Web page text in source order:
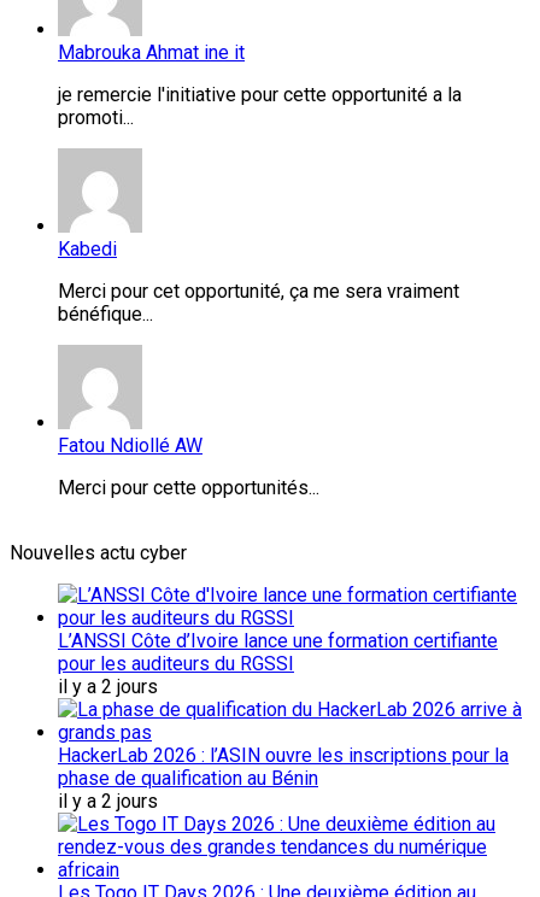
Mabrouka Ahmat ine it
je remercie l'initiative pour cette opportunité a la
promoti...
Kabedi
Merci pour cet opportunité, ça me sera vraiment
bénéfique...
Fatou Ndiollé AW
Merci pour cette opportunités...
Nouvelles actu cyber
L’ANSSI Côte d’Ivoire lance une formation certifiante
pour les auditeurs du RGSSI
il y a 2 jours
HackerLab 2026 : l’ASIN ouvre les inscriptions pour la
phase de qualification au Bénin
il y a 2 jours